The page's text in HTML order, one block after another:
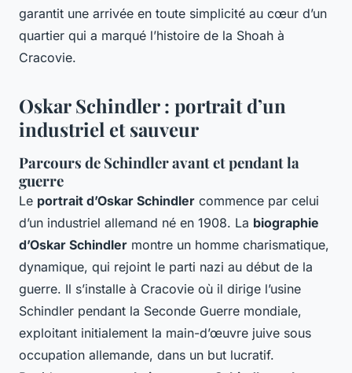
garantit une arrivée en toute simplicité au cœur d’un
quartier qui a marqué l’histoire de la Shoah à
Cracovie.
Oskar Schindler : portrait d’un
industriel et sauveur
Parcours de Schindler avant et pendant la
guerre
Le portrait d’Oskar Schindler commence par celui
d’un industriel allemand né en 1908. La biographie
d’Oskar Schindler montre un homme charismatique,
dynamique, qui rejoint le parti nazi au début de la
guerre. Il s’installe à Cracovie où il dirige l’usine
Schindler pendant la Seconde Guerre mondiale,
exploitant initialement la main-d’œuvre juive sous
occupation allemande, dans un but lucratif.